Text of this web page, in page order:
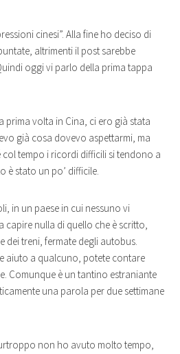
cinesi”. Alla fine ho deciso di
altrimenti il post sarebbe
oggi vi parlo della prima tappa
prima volta in Cina, ci ero già stata
già cosa dovevo aspettarmi, ma
tempo i ricordi difficili si tendono a
è stato un po’ difficile.
in un paese in cui nessuno vi
capire nulla di quello che è scritto,
dei treni, fermate degli autobus.
aiuto a qualcuno, potete contare
Comunque è un tantino estraniante
una parola per due settimane
non ho avuto molto tempo,